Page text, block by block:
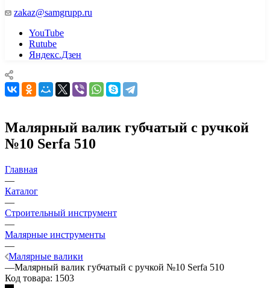
zakaz@samgrupp.ru
YouTube
Rutube
Яндекс.Дзен
Малярный валик губчатый с ручкой
№10 Serfa 510
Главная
—
Каталог
—
Строительный инструмент
—
Малярные инструменты
—
Малярные валики
—Малярный валик губчатый с ручкой №10 Serfa 510
Код товара: 1503